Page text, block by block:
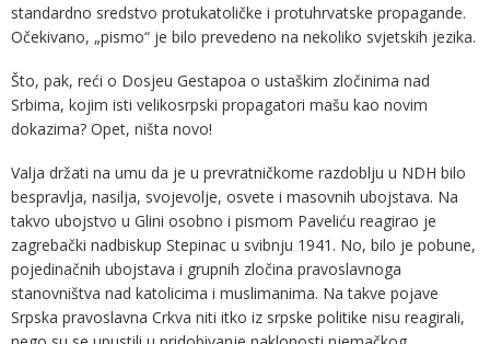
standardno sredstvo protukatoličke i protuhrvatske propagande.
Očekivano, „pismo“ je bilo prevedeno na nekoliko svjetskih jezika.
Što, pak, reći o Dosjeu Gestapoa o ustaškim zločinima nad
Srbima, kojim isti velikosrpski propagatori mašu kao novim
dokazima? Opet, ništa novo!
Valja držati na umu da je u prevratničkome razdoblju u NDH bilo
bespravlja, nasilja, svojevolje, osvete i masovnih ubojstava. Na
takvo ubojstvo u Glini osobno i pismom Paveliću reagirao je
zagrebački nadbiskup Stepinac u svibnju 1941. No, bilo je pobune,
pojedinačnih ubojstava i grupnih zločina pravoslavnoga
stanovništva nad katolicima i muslimanima. Na takve pojave
Srpska pravoslavna Crkva niti itko iz srpske politike nisu reagirali,